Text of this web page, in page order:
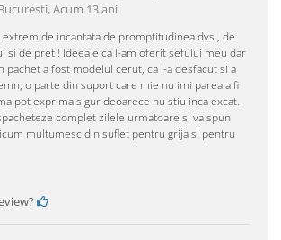
Acum 13 ani
extrem de incantata de promptitudinea dvs , de
si de pret ! Ideea e ca l-am oferit sefului meu dar
pachet a fost modelul cerut, ca l-a desfacut si a
o parte din suport care mie nu imi parea a fi
pot exprima sigur deoarece nu stiu inca excat.
complet zilele urmatoare si va spun
multumesc din suflet pentru grija si pentru